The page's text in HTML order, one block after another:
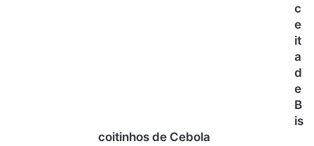
c
e
it
a
d
e
B
is
coitinhos de Cebola